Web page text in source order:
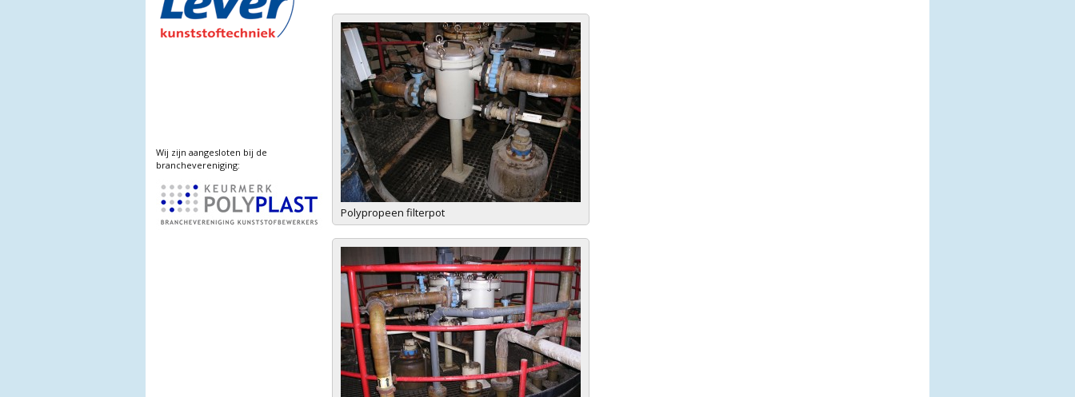
Wij zijn aangesloten bij de
branchevereniging:
Polypropeen filterpot